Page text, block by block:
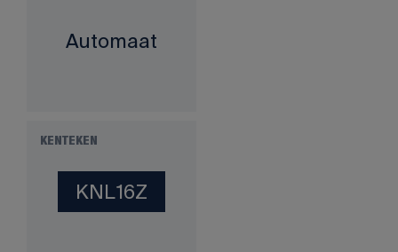
Automaat
KENTEKEN
KNL16Z